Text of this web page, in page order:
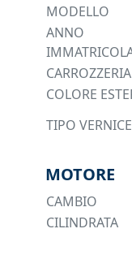
MODELLO
ANNO
CARROZZERIA
COLORE
TIPO VERNICE
MOTORE
CAMBIO
CILINDRATA